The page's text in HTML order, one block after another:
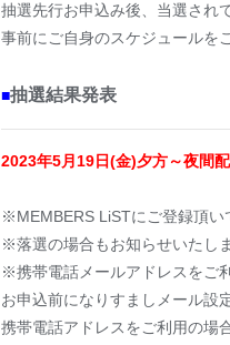
抽選先行お申込み後、当選され
事前にご自身のスケジュールを
■抽選結果発表
2023年5月19日(金)夕方～夜間
※MEMBERS LiSTにご登録頂い
※落選の場合もお知らせいたしま
※携帯電話メールアドレスをご
お申込前になりすましメール設
携帯電話アドレスをご利用の場